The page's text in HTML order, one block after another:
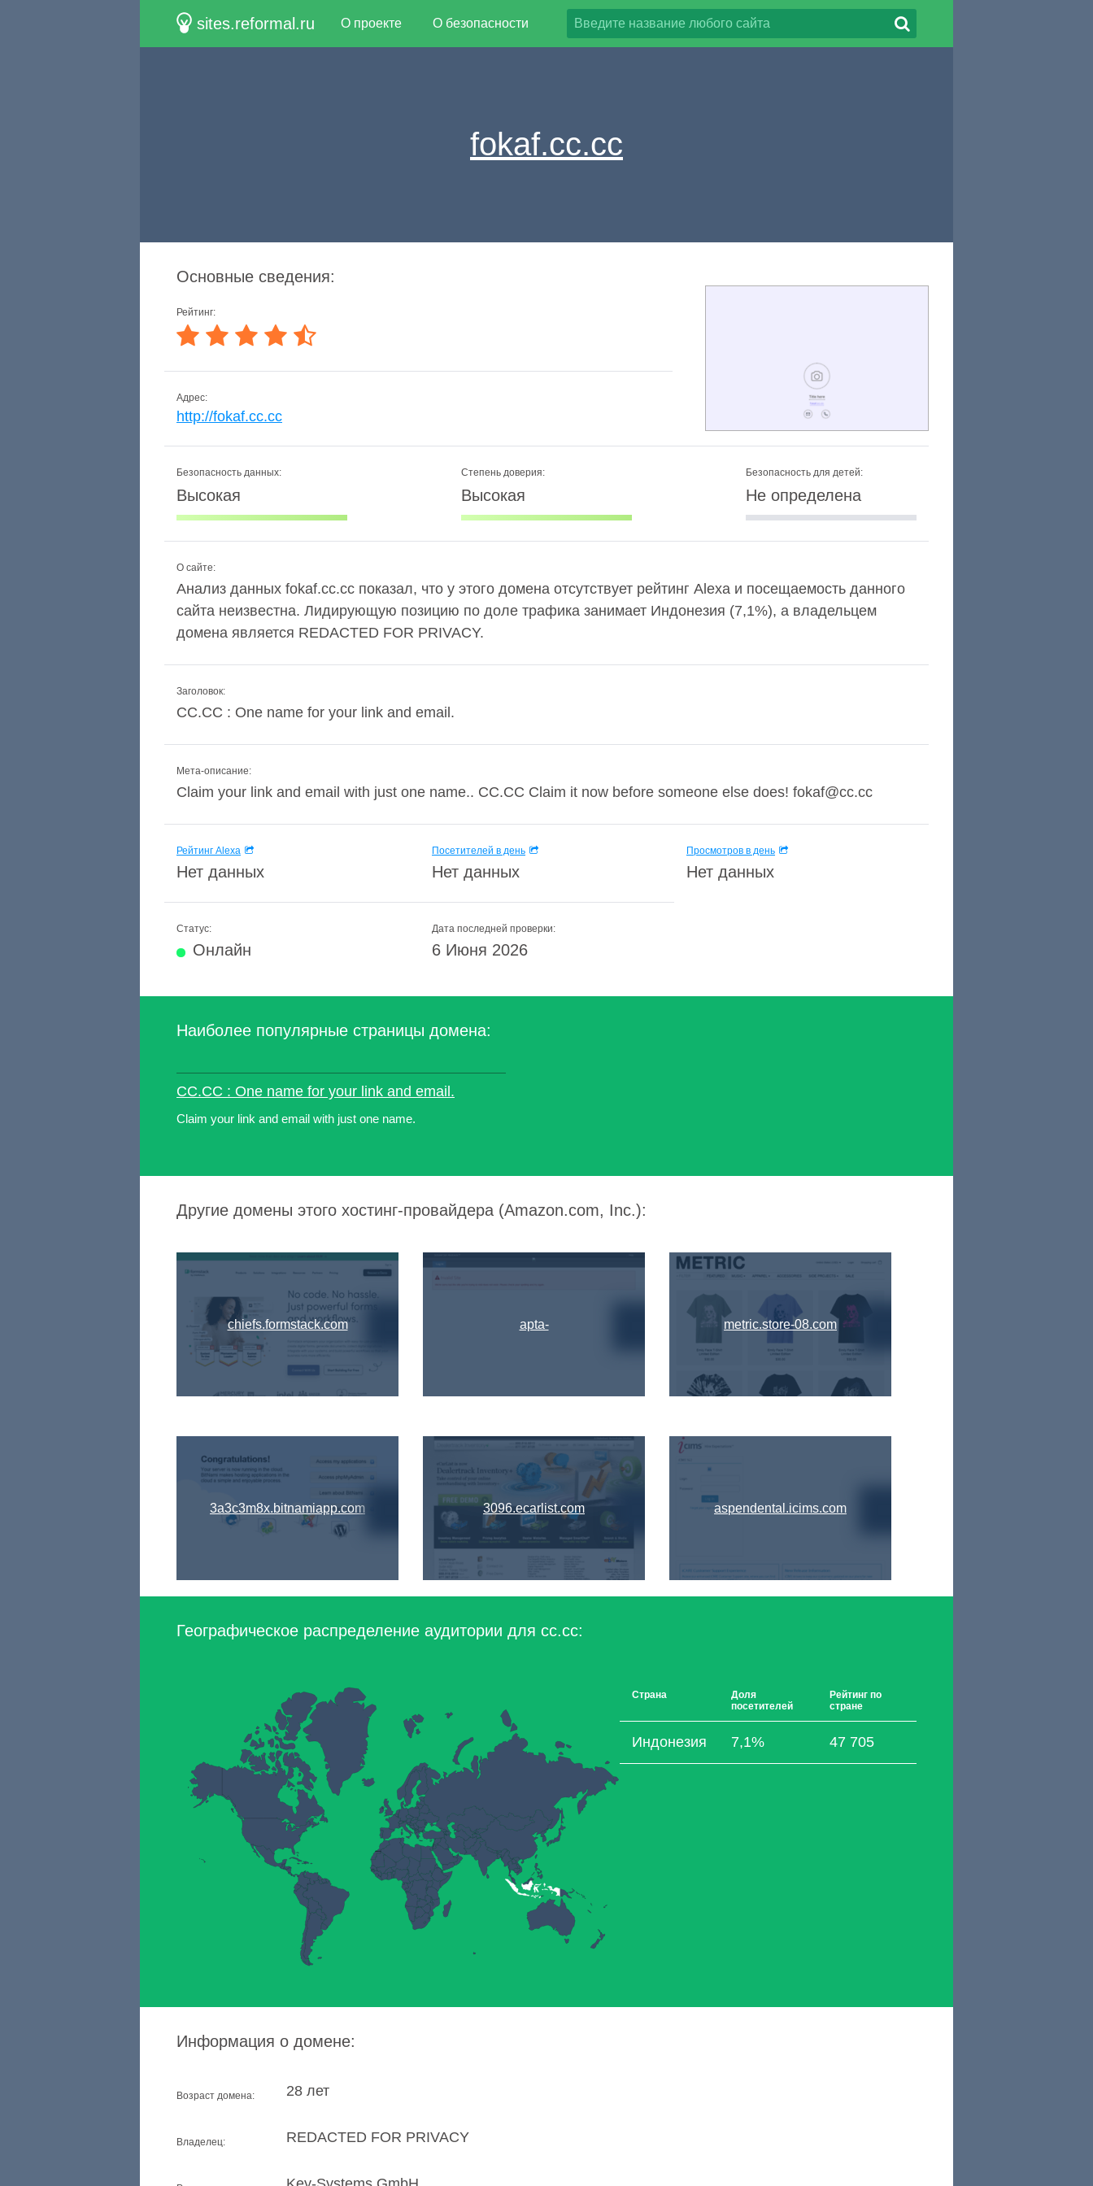
sites.reformal.ru О проекте О безопасности
fokaf.cc.cc
Основные сведения:
Рейтинг:
Адрес:
http://fokaf.cc.cc
Безопасность данных:
Высокая
Степень доверия:
Высокая
Безопасность для детей:
Не определена
О сайте:
Анализ данных fokaf.cc.cc показал, что у этого домена отсутствует рейтинг Alexa и посещаемость данного
сайта неизвестна. Лидирующую позицию по доле трафика занимает Индонезия (7,1%), а владельцем
домена является REDACTED FOR PRIVACY.
Заголовок:
CC.CC : One name for your link and email.
Мета-описание:
Claim your link and email with just one name.. CC.CC Claim it now before someone else does! fokaf@cc.cc
Рейтинг Alexa
Нет данных
Посетителей в день
Нет данных
Просмотров в день
Нет данных
Статус:
Онлайн
Дата последней проверки:
6 Июня 2026
Наиболее популярные страницы домена:
CC.CC : One name for your link and email.
Claim your link and email with just one name.
Другие домены этого хостинг-провайдера (Amazon.com, Inc.):
chiefs.formstack.com
3a3c3m8x.bitnamiapp.com
apta-
csm2014.abstractcentral.com
3096.ecarlist.com
metric.store-08.com
aspendental.icims.com
Географическое распределение аудитории для cc.cc:
Страна
Доля
посетителей
Рейтинг по
стране
Индонезия 7,1% 47 705
Информация о домене:
Возраст домена: 28 лет
Владелец: REDACTED FOR PRIVACY